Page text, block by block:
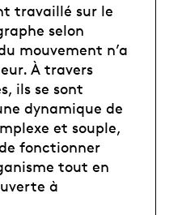
travaillé sur le
selon
mouvement n’a
À travers
ils se sont
dynamique de
et souple,
fonctionner
tout en
à